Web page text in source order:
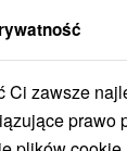
Východné
Ci zawsze
prawo